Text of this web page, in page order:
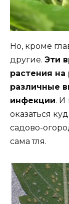
Но, кроме
другие. Эти
растения
различные
инфекции. И
оказаться
садово-
сама тля.